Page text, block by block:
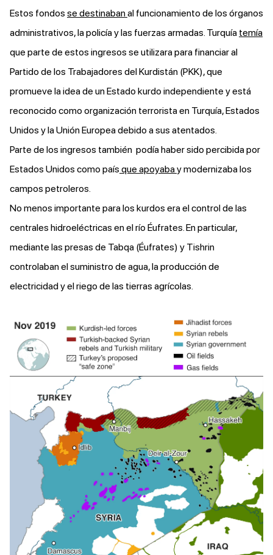
Estos fondos se destinabanal funcionamiento de los órganos
administrativos, la policía y las fuerzas armadas. Turquía temía
que parte de estos ingresos se utilizara para financiar al
Partido de los Trabajadores del Kurdistán (PKK), que
promueve la idea de un Estado kurdo independiente y está
reconocido como organización terrorista en Turquía, Estados
Unidos y la Unión Europea debido a sus atentados.
Parte de los ingresos también podía haber sido percibida por
Estados Unidos como país que apoyabay modernizaba los
campos petroleros.
No menos importante para los kurdos era el control de las
centrales hidroeléctricas en el río Éufrates. En particular,
mediante las presas de Tabqa (Éufrates) y Tishrin
controlaban el suministro de agua, la producción de
electricidad y el riego de las tierras agrícolas.